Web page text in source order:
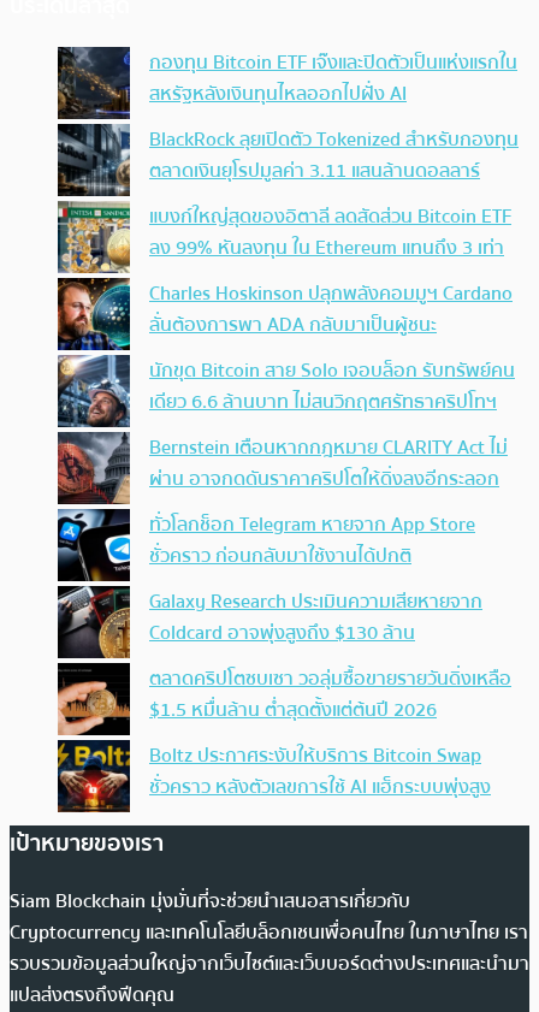
กองทุน Bitcoin ETF เจ๊งและปิดตัวเป็นแห่งแรกใน
สหรัฐหลังเงินทุนไหลออกไปฝั่ง AI
BlackRock ลุยเปิดตัว Tokenized สำหรับกองทุน
ตลาดเงินยุโรปมูลค่า 3.11 แสนล้านดอลลาร์
แบงก์ใหญ่สุดของอิตาลี ลดสัดส่วน Bitcoin ETF
ลง 99% หันลงทุน ใน Ethereum แทนถึง 3 เท่า
Charles Hoskinson ปลุกพลังคอมมูฯ Cardano
ลั่นต้องการพา ADA กลับมาเป็นผู้ชนะ
นักขุด Bitcoin สาย Solo เจอบล็อก รับทรัพย์คน
เดียว 6.6 ล้านบาท ไม่สนวิกฤตศรัทธาคริปโทฯ
Bernstein เตือนหากกฎหมาย CLARITY Act ไม่
ผ่าน อาจกดดันราคาคริปโตให้ดิ่งลงอีกระลอก
ทั่วโลกช็อก Telegram หายจาก App Store
ชั่วคราว ก่อนกลับมาใช้งานได้ปกติ
Galaxy Research ประเมินความเสียหายจาก
Coldcard อาจพุ่งสูงถึง $130 ล้าน
ตลาดคริปโตซบเซา วอลุ่มซื้อขายรายวันดิ่งเหลือ
$1.5 หมื่นล้าน ต่ำสุดตั้งแต่ต้นปี 2026
Boltz ประกาศระงับให้บริการ Bitcoin Swap
ชั่วคราว หลังตัวเลขการใช้ AI แฮ็กระบบพุ่งสูง
เป้าหมายของเรา
Siam Blockchain มุ่งมั่นที่จะช่วยนำเสนอสารเกี่ยวกับ
Cryptocurrency และเทคโนโลยีบล็อกเชนเพื่อคนไทย ในภาษาไทย เรา
รวบรวมข้อมูลส่วนใหญ่จากเว็บไซต์และเว็บบอร์ดต่างประเทศและนำมา
แปลส่งตรงถึงฟีดคุณ